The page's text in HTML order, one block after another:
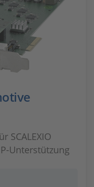
SCALEXIO
Unterstützung